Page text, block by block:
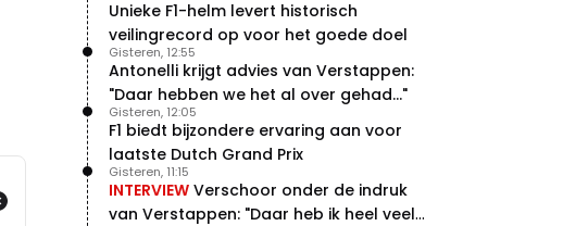
Unieke F1-helm levert historisch
veilingrecord op voor het goede doel
Antonelli krijgt advies van Verstappen:
"Daar hebben we het al over gehad..."
Gisteren, 12:55
F1 biedt bijzondere ervaring aan voor
laatste Dutch Grand Prix
Gisteren, 12:05
INTERVIEW Verschoor onder de indruk
van Verstappen: "Daar heb ik heel veel
Gisteren, 11:15